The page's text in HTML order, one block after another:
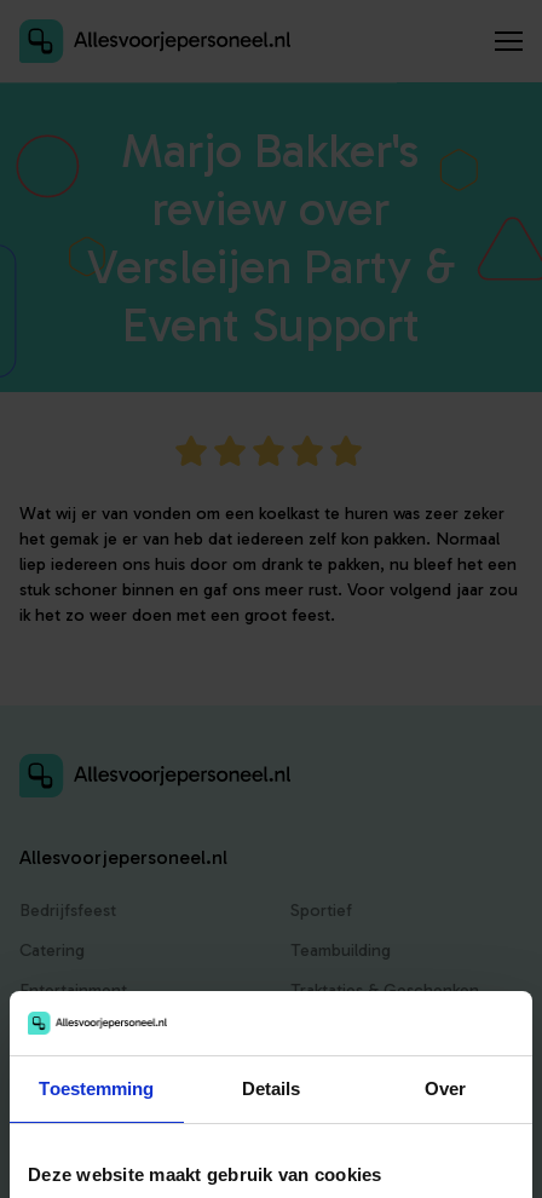
Toestemming Details Over
Deze website maakt gebruik van cookies
Marjo Bakker's
review over
Versleijen Party &
Event Support
Wat wij er van vonden om een koelkast te huren was zeer zeker
het gemak je er van heb dat iedereen zelf kon pakken. Normaal
liep iedereen ons huis door om drank te pakken, nu bleef het een
stuk schoner binnen en gaf ons meer rust. Voor volgend jaar zou
ik het zo weer doen met een groot feest.
Allesvoorjepersoneel.nl
Bedrijfsfeest
Catering
Entertainment
Facilitair
Sportief
Teambuilding
Traktaties & Geschenken
Handig voor jou